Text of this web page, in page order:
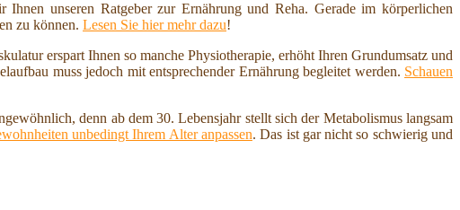
Ihnen unseren Ratgeber zur Ernährung und Reha. Gerade im körperlichen
zu können. Lesen Sie hier mehr dazu!
erspart Ihnen so manche Physiotherapie, erhöht Ihren Grundumsatz und
muss jedoch mit entsprechender Ernährung begleitet werden. Schauen
denn ab dem 30. Lebensjahr stellt sich der Metabolismus langsam
unbedingt Ihrem Alter anpassen. Das ist gar nicht so schwierig und